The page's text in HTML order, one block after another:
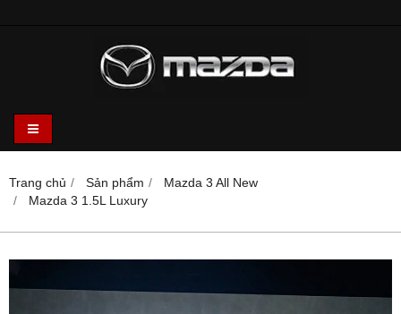
Trang chủ Sản phẩm
Mazda 3 All New
Mazda 3 1.5L Luxury